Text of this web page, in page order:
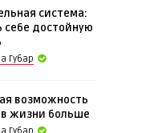
система:
себе достойную
Губар
возможность
жизни больше